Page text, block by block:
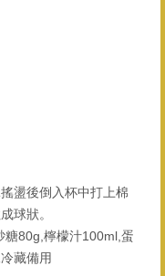
盪後倒入杯中打上棉
球狀。
糖80g,檸檬汁100ml,蛋
藏備用